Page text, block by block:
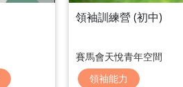
領袖訓練營 (初中)
賽馬會天悅青年空間
領袖能力